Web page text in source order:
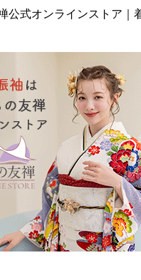
公式オンラインストア｜